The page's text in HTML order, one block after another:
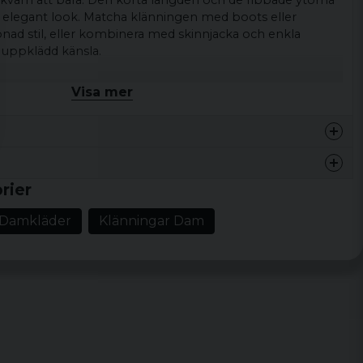
look. Matcha klänningen med boots eller
stil, eller kombinera med skinnjacka och enkla
känsla.
3% elastane
Visa mer
underbart material !
Damkläder Klänningar Dam